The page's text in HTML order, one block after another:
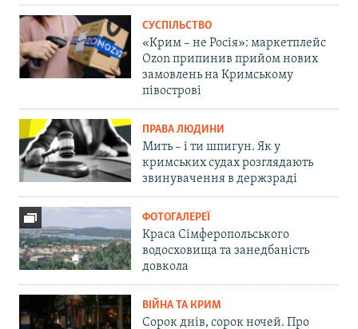
СУСПІЛЬСТВО
«Крим – не Росія»: маркетплейс
Ozon припинив прийом нових
замовлень на Кримському
півострові
ПРАВА ЛЮДИНИ
Мить – і ти шпигун. Як у
кримських судах розглядають
звинувачення в держзраді
ФОТОГАЛЕРЕЇ
Краса Сімферопольського
водосховища та занедбаність
довкола
ВІЙНА ТА КРИМ
Сорок днів, сорок ночей. Про